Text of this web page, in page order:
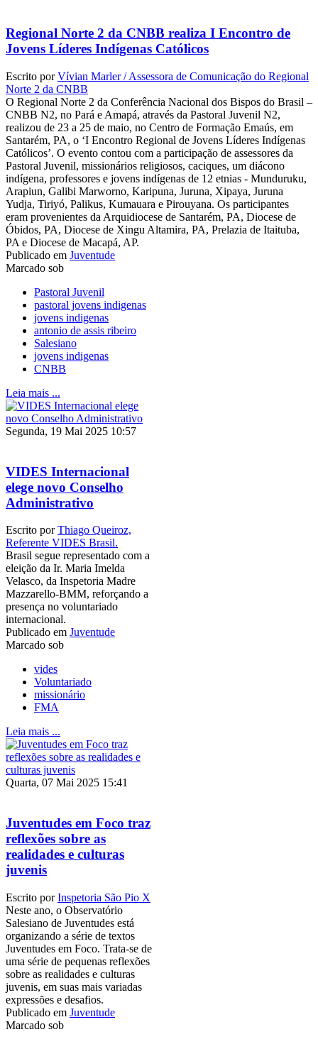
Regional Norte 2 da CNBB realiza I Encontro de
Jovens Líderes Indígenas Católicos
Escrito porVívian Marler / Assessora de Comunicação do Regional
Norte 2 da CNBB
O Regional Norte 2 da Conferência Nacional dos Bispos do Brasil –
CNBB N2, no Pará e Amapá, através da Pastoral Juvenil N2,
realizou de 23 a 25 de maio, no Centro de Formação Emaús, em
Santarém, PA, o ‘I Encontro Regional de Jovens Líderes Indígenas
Católicos’. O evento contou com a participação de assessores da
Pastoral Juvenil, missionários religiosos, caciques, um diácono
indígena, professores e jovens indígenas de 12 etnias - Munduruku,
Arapiun, Galibi Marworno, Karipuna, Juruna, Xipaya, Juruna
Yudja, Tiriyó, Palikus, Kumauara e Pirouyana. Os participantes
eram provenientes da Arquidiocese de Santarém, PA, Diocese de
Óbidos, PA, Diocese de Xingu Altamira, PA, Prelazia de Itaituba,
PA e Diocese de Macapá, AP.
Publicado em Juventude
Marcado sob
Pastoral Juvenil
pastoral jovens indigenas
jovens indigenas
antonio de assis ribeiro
Salesiano
jovens indigenas
CNBB
Leia mais ...
Segunda, 19 Mai 2025 10:57
VIDES Internacional
elege novo Conselho
Administrativo
Escrito porThiago Queiroz,
Referente VIDES Brasil.
Brasil segue representado com a
eleição da Ir. Maria Imelda
Velasco, da Inspetoria Madre
Mazzarello-BMM, reforçando a
presença no voluntariado
internacional.
Publicado em Juventude
Marcado sob
vides
Voluntariado
missionário
FMA
Leia mais ...
Quarta, 07 Mai 2025 15:41
Juventudes em Foco traz
reflexões sobre as
realidades e culturas
juvenis
Escrito porInspetoria São Pio X
Neste ano, o Observatório
Salesiano de Juventudes está
organizando a série de textos
Juventudes em Foco. Trata-se de
uma série de pequenas reflexões
sobre as realidades e culturas
juvenis, em suas mais variadas
expressões e desafios.
Publicado em Juventude
Marcado sob